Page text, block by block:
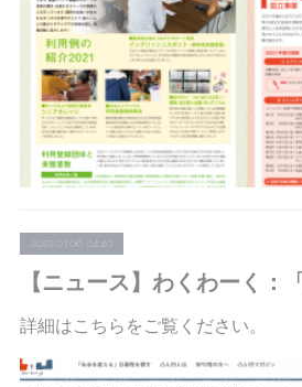
2022.07.06 04:40
詳細はこちらをご覧ください。